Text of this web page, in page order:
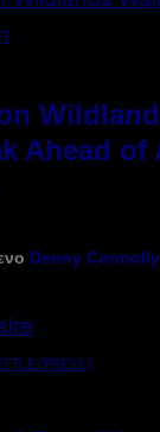
Ahead of
Denny Connolly
PRESS)